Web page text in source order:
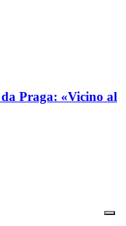
Praga: «Vicino al